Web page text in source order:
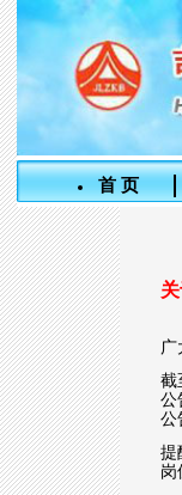
首 页
广
截
公
公
提
岗